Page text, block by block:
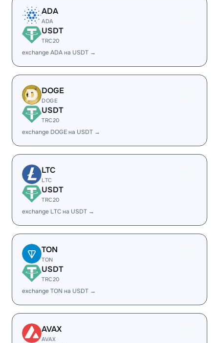
ADA
ADA
USDT
TRC20
exchange ADA на USDT →
DOGE
DOGE
USDT
TRC20
exchange DOGE на USDT →
LTC
LTC
USDT
TRC20
exchange LTC на USDT →
TON
TON
USDT
TRC20
exchange TON на USDT →
AVAX
AVAX